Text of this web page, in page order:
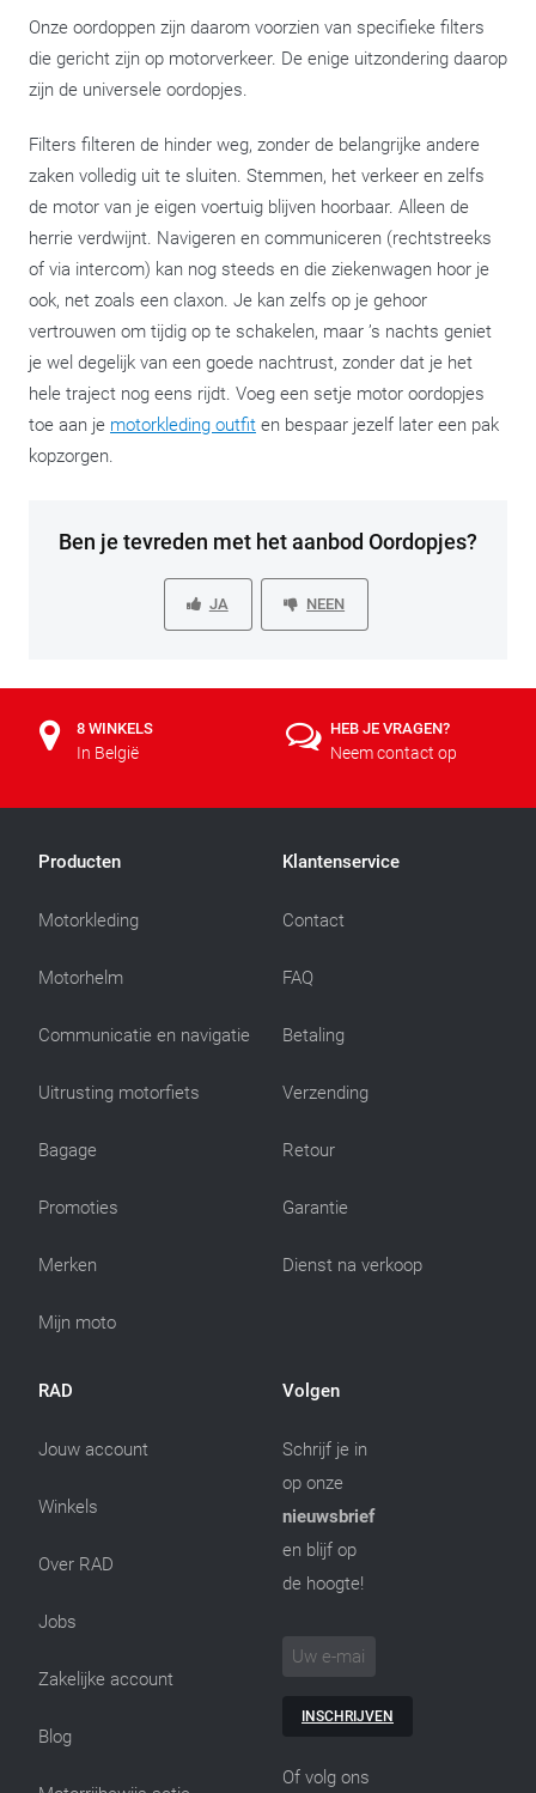
Onze oordoppen zijn daarom voorzien van specifieke filters
die gericht zijn op motorverkeer. De enige uitzondering daarop
zijn de universele oordopjes.
Filters filteren de hinder weg, zonder de belangrijke andere
zaken volledig uit te sluiten. Stemmen, het verkeer en zelfs
de motor van je eigen voertuig blijven hoorbaar. Alleen de
herrie verdwijnt. Navigeren en communiceren (rechtstreeks
of via intercom) kan nog steeds en die ziekenwagen hoor je
ook, net zoals een claxon. Je kan zelfs op je gehoor
vertrouwen om tijdig op te schakelen, maar ’s nachts geniet
je wel degelijk van een goede nachtrust, zonder dat je het
hele traject nog eens rijdt. Voeg een setje motor oordopjes
toe aan je motorkleding outfit en bespaar jezelf later een pak
kopzorgen.
Ben je tevreden met het aanbod Oordopjes?
JA NEEN
8 WINKELS
In België
HEB JE VRAGEN?
Neem contact op
Producten
Motorkleding
Motorhelm
Communicatie en navigatie
Uitrusting motorfiets
Bagage
Promoties
Merken
Mijn moto
Klantenservice
Contact
FAQ
Betaling
Verzending
Retour
Garantie
Dienst na verkoop
RAD
Jouw account
Winkels
Over RAD
Jobs
Zakelijke account
Blog
Volgen
Schrijf je in
op onze
nieuwsbrief
en blijf op
de hoogte!
INSCHRIJVEN
Of volg ons